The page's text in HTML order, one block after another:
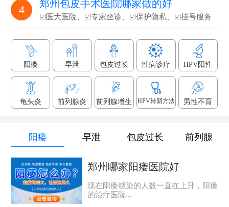
4 郑州包皮手术医院哪家做的好
☑医大医院、☑专家坐诊、☑保护隐私、☑挂号服务
阳痿 早泄 包皮过长 性病诊疗 HPV阳性
龟头炎 前列腺炎 前列腺增生 HPV转阴方法 男性不育
阳痿 早泄 包皮过长 前列腺
郑州哪家阳痿医院好
现在阳痿感染的人数一直在上升，阳痿
的治疗医院...